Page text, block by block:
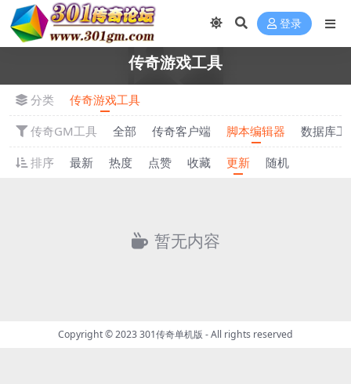
登录
传奇游戏工具
分类
传奇游戏工具
传奇GM工具
全部 传奇客户端 脚本编辑器
数据库工
排序
最新 热度 点赞 收藏 更新 随机
暂无内容
Copyright © 2023301传奇单机版 - All rights reserved